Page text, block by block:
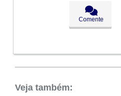
09:00 - 18:00
09:00 - 18:00
09:00 - 18:00
Comente
Veja também: